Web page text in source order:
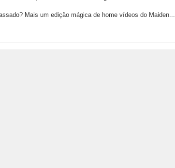
Mais um edição mágica de home vídeos do Maiden...